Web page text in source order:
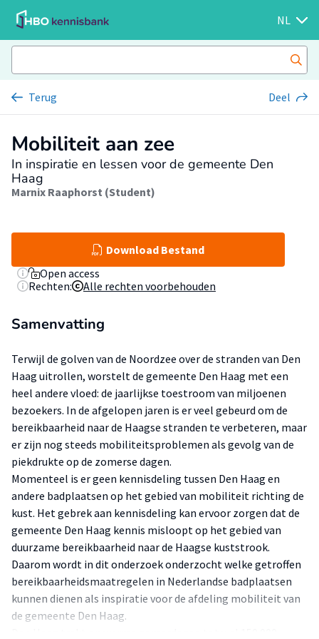
NL
Terug Deel
Mobiliteit aan zee
In inspiratie en lessen voor de gemeente Den
Haag
Marnix Raaphorst (Student)
Download Bestand
Open access
Rechten:
Alle rechten voorbehouden
Samenvatting
Terwijl de golven van de Noordzee over de stranden van Den
Haag uitrollen, worstelt de gemeente Den Haag met een
heel andere vloed: de jaarlijkse toestroom van miljoenen
bezoekers. In de afgelopen jaren is er veel gebeurd om de
bereikbaarheid naar de Haagse stranden te verbeteren, maar
er zijn nog steeds mobiliteitsproblemen als gevolg van de
piekdrukte op de zomerse dagen.
Momenteel is er geen kennisdeling tussen Den Haag en
andere badplaatsen op het gebied van mobiliteit richting de
kust. Het gebrek aan kennisdeling kan ervoor zorgen dat de
gemeente Den Haag kennis misloopt op het gebied van
duurzame bereikbaarheid naar de Haagse kuststrook.
Daarom wordt in dit onderzoek onderzocht welke getroffen
bereikbaarheidsmaatregelen in Nederlandse badplaatsen
kunnen dienen als inspiratie voor de afdeling mobiliteit van
de gemeente Den Haag.